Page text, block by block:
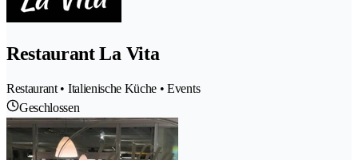
Restaurant La Vita
Restaurant • Italienische Küche • Events
Geschlossen